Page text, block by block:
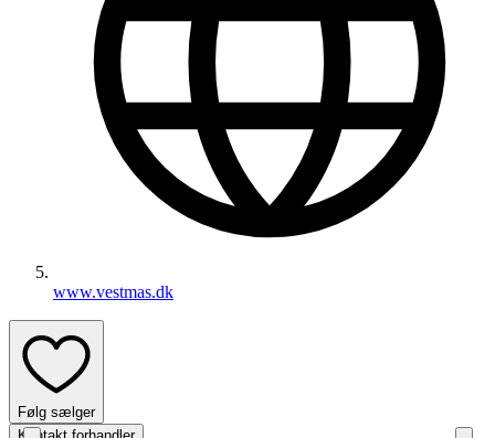
www.vestmas.dk
Følg sælger